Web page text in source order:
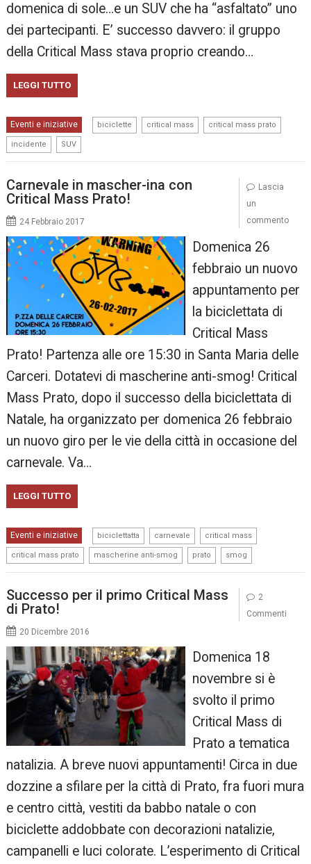
domenica di sole…e un SUV che ha “asfaltato” uno
dei partecipanti. E’ successo davvero: il gruppo
della Critical Mass stava proprio creando…
LEGGI TUTTO
Eventi e iniziative biciclette critical mass critical mass prato
incidente SUV
Carnevale in mascher-ina con
Critical Mass Prato!
24 Febbraio 2017
Domenica 26
febbraio un nuovo
appuntamento per
la biciclettata di
Critical Mass
Prato! Partenza alle ore 15:30 in Santa Maria delle
Carceri. Dotatevi di mascherine anti-smog! Critical
Mass Prato, dopo il successo della biciclettata di
Natale, ha organizzato per domenica 26 febbraio
un nuovo giro per le vie della città in occasione del
carnevale. Va…
LEGGI TUTTO
Eventi e iniziative biciclettatta carnevale critical mass
critical mass prato mascherine anti-smog prato smog
Lascia
un
commento
Successo per il primo Critical Mass
di Prato!
20 Dicembre 2016
Domenica 18
novembre si è
svolto il primo
Critical Mass di
Prato a tematica
natalizia. A breve nuovi appuntamenti! Circa in due
dozzine a sfilare per la città di Prato, fra fuori mura
e centro città, vestiti da babbo natale o con
biciclette addobbate con decorazioni natalizie,
campanelli e luci colorate. L’esperimento di Critical
2
Commenti